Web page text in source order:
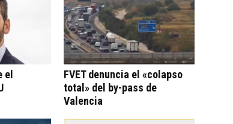
el
FVET denuncia el «colapso
total» del by-pass de
Valencia